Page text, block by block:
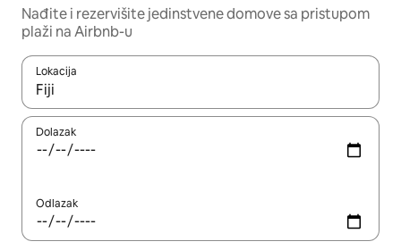
Nađite i rezervišite jedinstvene domove sa pristupom
plaži na Airbnb-u
Lokacija
Kad su rezultati dostupni, možete da se krećete kroz njih
Dolazak
Odlazak